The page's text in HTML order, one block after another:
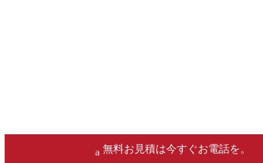
無料お見積は今すぐお電話を。